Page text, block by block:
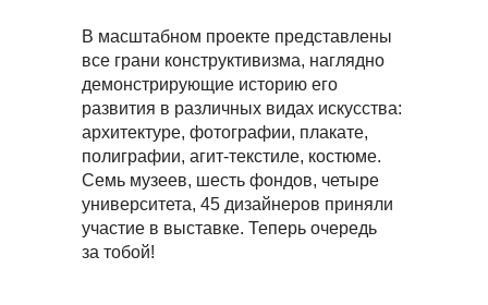
В масштабном проекте представлены
все грани конструктивизма, наглядно
демонстрирующие историю его
развития в различных видах искусства:
архитектуре, фотографии, плакате,
полиграфии, агит-текстиле, костюме.
Семь музеев, шесть фондов, четыре
университета, 45 дизайнеров приняли
участие в выставке. Теперь очередь
за тобой!